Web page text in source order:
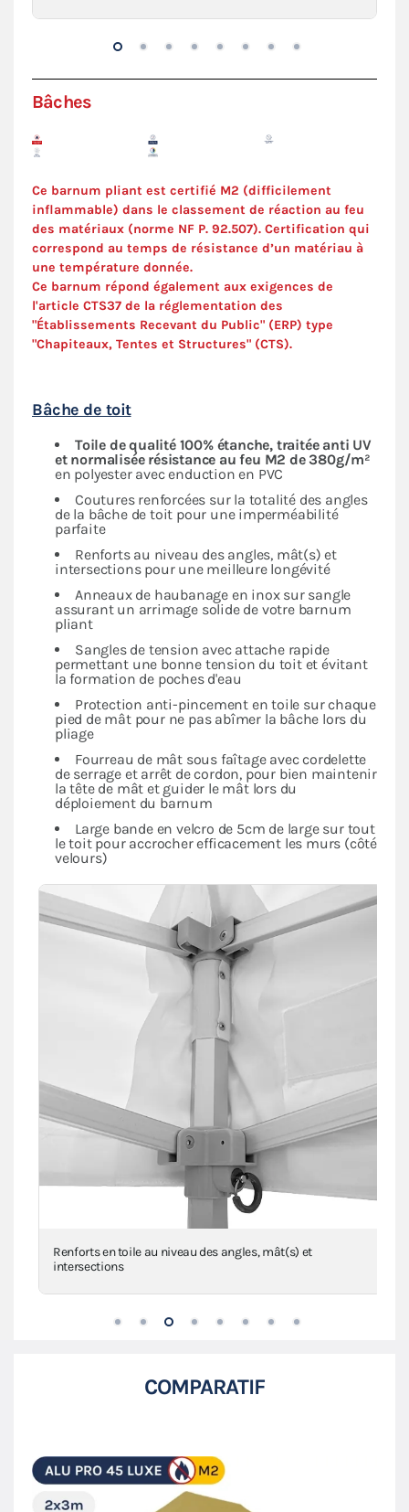
Bâches
Ce barnum pliant est certifié M2 (difficilement
inflammable) dans le classement de réaction au feu
des matériaux (norme NF P. 92.507). Certification qui
correspond au temps de résistance d’un matériau à
une température donnée.
Ce barnum répond également aux exigences de
l'article CTS37 de la réglementation des
"Établissements Recevant du Public" (ERP) type
"Chapiteaux, Tentes et Structures" (CTS).
Bâche de toit
Toile de qualité 100% étanche, traitée anti UV
et normalisée résistance au feu M2 de 380g/m²
en polyester avec enduction en PVC
Coutures renforcées sur la totalité des angles
de la bâche de toit pour une imperméabilité
parfaite
Renforts au niveau des angles, mât(s) et
intersections pour une meilleure longévité
Anneaux de haubanage en inox sur sangle
assurant un arrimage solide de votre barnum
pliant
Sangles de tension avec attache rapide
permettant une bonne tension du toit et évitant
la formation de poches d'eau
Protection anti-pincement en toile sur chaque
pied de mât pour ne pas abîmer la bâche lors du
pliage
Fourreau de mât sous faîtage avec cordelette
de serrage et arrêt de cordon, pour bien maintenir
la tête de mât et guider le mât lors du
déploiement du barnum
Large bande en velcro de 5cm de large sur tout
le toit pour accrocher efficacement les murs (côté
velours)
Renforts en toile au niveau des angles, mât(s) et
intersections
COMPARATIF